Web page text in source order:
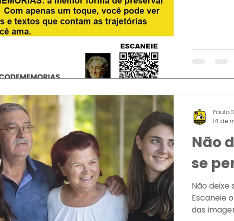
Não
se
Não
Escaneie
das
Paulo
14 de